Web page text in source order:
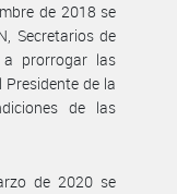
de 2018 se
Secretarios de
a prorrogar las
de la
de las
de 2020 se